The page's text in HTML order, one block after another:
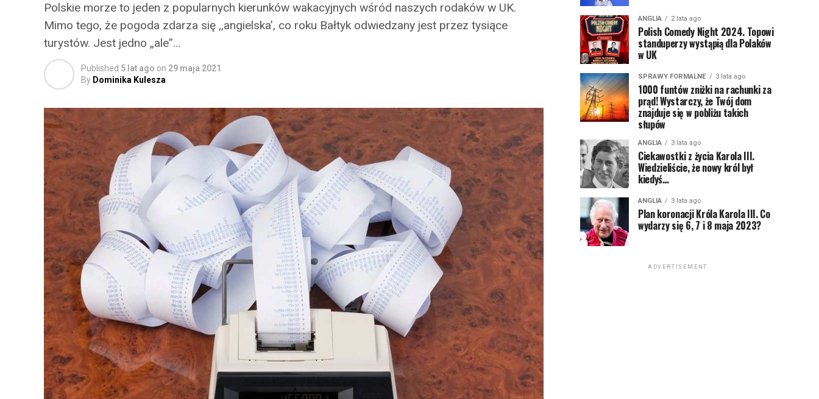
Polskie morze to jeden z popularnych kierunków wakacyjnych wśród naszych rodaków w UK.
Mimo tego, że pogoda zdarza się ,,angielska’, co roku Bałtyk odwiedzany jest przez tysiące
turystów. Jest jedno „ale”…
Published 5 lat ago on 29 maja 2021
By Dominika Kulesza
ANGLIA 2 lata ago
Polish Comedy Night 2024. Topowi
standuperzy wystąpią dla Polaków
w UK
SPRAWY FORMALNE 3 lata ago
1000 funtów zniżki na rachunki za
prąd! Wystarczy, że Twój dom
znajduje się w pobliżu takich
słupów
ANGLIA 3 lata ago
Ciekawostki z życia Karola III.
Wiedzieliście, że nowy król był
kiedyś…
ANGLIA 3 lata ago
Plan koronacji Króla Karola III. Co
wydarzy się 6, 7 i 8 maja 2023?
ADVERTISEMENT